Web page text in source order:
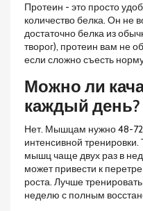
Протеин - это просто
количество белка. Он не
достаточно белка из
творог), протеин вам не
если сложно съесть
Можно ли
каждый день?
Нет. Мышцам нужно 48-72
интенсивной
мышц чаще двух раз в
может привести к
роста. Лучше
неделю с полным